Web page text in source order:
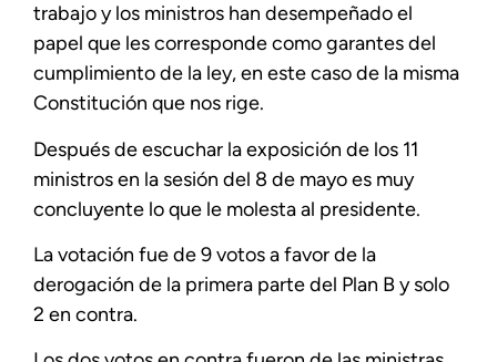
trabajo y los ministros han desempeñado el
papel que les corresponde como garantes del
cumplimiento de la ley, en este caso de la misma
Constitución que nos rige.
Después de escuchar la exposición de los 11
ministros en la sesión del 8 de mayo es muy
concluyente lo que le molesta al presidente.
La votación fue de 9 votos a favor de la
derogación de la primera parte del Plan B y solo
2 en contra.